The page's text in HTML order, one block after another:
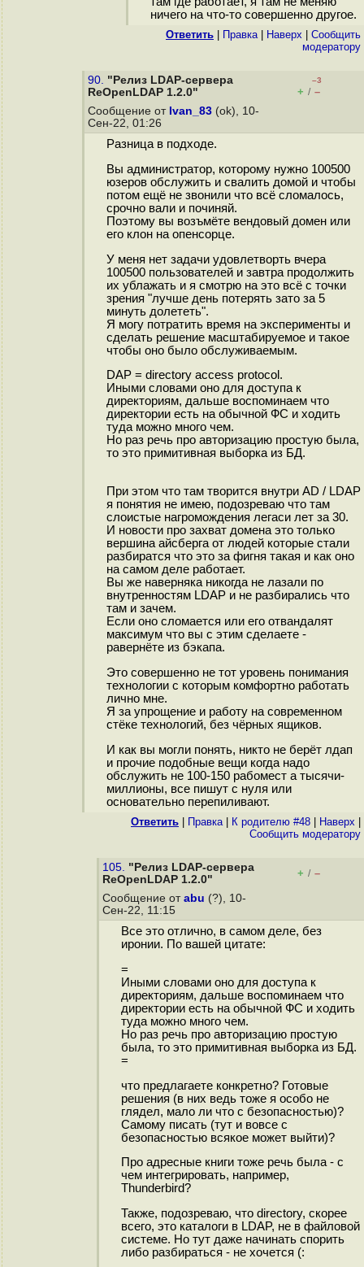
ничего на что-то совершенно другое.
Ответить Правка| Наверх
Cообщить
модератору
90. "Релиз LDAP-сервера
ReOpenLDAP 1.2.0"
–3
+ / –
Сообщение от Ivan_83 (ok), 10-
Сен-22, 01:26
Разница в подходе.
Вы администратор, которому нужно 100500
юзеров обслужить и свалить домой и чтобы
потом ещё не звонили что всё сломалось,
срочно вали и починяй.
Поэтому вы возъмёте вендовый домен или
его клон на опенсорце.
У меня нет задачи удовлетворть вчера
100500 пользователей и завтра продолжить
их ублажать и я смотрю на это всё с точки
зрения "лучше день потерять зато за 5
минуть долететь".
Я могу потратить время на эксперименты и
сделать решение масштабируемое и такое
чтобы оно было обслуживаемым.
DAP = directory access protocol.
Иными словами оно для доступа к
директориям, дальше воспоминаем что
директории есть на обычной ФС и ходить
туда можно много чем.
Но раз речь про авторизацию простую была,
то это примитивная выборка из БД.
При этом что там творится внутри AD / LDAP
я понятия не имею, подозреваю что там
слоистые нагромождения легаси лет за 30.
И новости про захват домена это только
вершина айсберга от людей которые стали
разбиратся что это за фигня такая и как оно
на самом деле работает.
Вы же наверняка никогда не лазали по
внутренностям LDAP и не разбирались что
там и зачем.
Если оно сломается или его отвандалят
максимум что вы с этим сделаете -
равернёте из бэкапа.
Это совершенно не тот уровень понимания
технологии с которым комфортно работать
лично мне.
Я за упрощение и работу на современном
стёке технологий, без чёрных ящиков.
И как вы могли понять, никто не берёт лдап
и прочие подобные вещи когда надо
обслужить не 100-150 рабомест а тысячи-
миллионы, все пишут с нуля или
основательно перепиливают.
Ответить Правка| К родителю #48 Наверх
Cообщить модератору
105. "Релиз LDAP-сервера
ReOpenLDAP 1.2.0"
+ / –
Сообщение от abu (?), 10-
Сен-22, 11:15
Все это отлично, в самом деле, без
иронии. По вашей цитате:
=
Иными словами оно для доступа к
директориям, дальше воспоминаем что
директории есть на обычной ФС и ходить
туда можно много чем.
Но раз речь про авторизацию простую
была, то это примитивная выборка из БД.
=
что предлагаете конкретно? Готовые
решения (в них ведь тоже я особо не
глядел, мало ли что с безопасностью)?
Самому писать (тут и вовсе с
безопасностью всякое может выйти)?
Про адресные книги тоже речь была - с
чем интегрировать, например,
Thunderbird?
Также, подозреваю, что directory, скорее
всего, это каталоги в LDAP, не в файловой
системе. Но тут даже начинать спорить
либо разбираться - не хочется (: